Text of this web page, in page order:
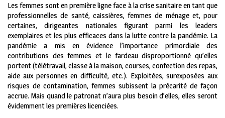
Les femmes sont en première ligne face à la crise sanitaire en tant que
professionnelles de santé, caissières, femmes de ménage et, pour
certaines, dirigeantes nationales figurant parmi les leaders
exemplaires et les plus efficaces dans la lutte contre la pandémie. La
pandémie a mis en évidence l’importance primordiale des
contributions des femmes et le fardeau disproportionné qu’elles
portent (télétravail, classe à la maison, courses, confection des repas,
aide aux personnes en difficulté, etc.). Exploitées, surexposées aux
risques de contamination, femmes subissent la précarité de façon
accrue. Mais quand le patronat n’aura plus besoin d’elles, elles seront
évidemment les premières licenciées.